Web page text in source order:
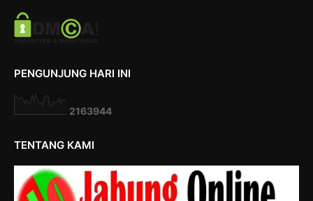
PENGUNJUNG HARI INI
2163944
TENTANG KAMI